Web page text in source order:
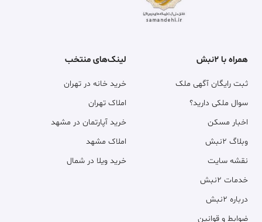
همراه با ۲نبش
ثبت رایگان آگهی ملک
سوال ملکی دارید؟
اخبار مسکن
وبلاگ ۲نبش
نقشه سایت
خدمات ۲نبش
درباره ۲نبش
ضوابط و قوانین
لینک‌های منتخب
خرید خانه در تهران
املاک تهران
خرید آپارتمان در مشهد
املاک مشهد
خرید ویلا در شمال